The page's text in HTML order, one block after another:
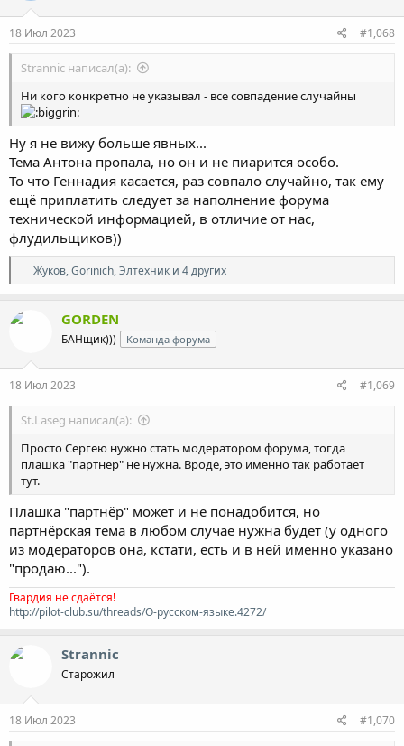
18 Июл 2023 #1,068
Strannic написал(а):
Ни кого конкретно не указывал - все совпадение случайны
Ну я не вижу больше явных...
Тема Антона пропала, но он и не пиарится особо.
То что Геннадия касается, раз совпало случайно, так ему
ещё приплатить следует за наполнение форума
технической информацией, в отличие от нас,
флудильщиков))
Р
е
а
:
Жуков,Gorinich,Элтехник и 4 других
GORDEN
БАНщик))) Команда форума
18 Июл 2023 #1,069
St.Laseg написал(а):
Просто Сергею нужно стать модератором форума, тогда
плашка "партнер" не нужна. Вроде, это именно так работает
тут.
Плашка "партнёр" может и не понадобится, но
партнёрская тема в любом случае нужна будет (у одного
из модераторов она, кстати, есть и в ней именно указано
"продаю...").
Гвардия не сдаётся!
http://pilot-club.su/threads/О-русском-языке.4272/
Strannic
Старожил
18 Июл 2023 #1,070